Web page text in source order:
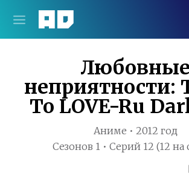
Любовные
неприятности:
To LOVE-Ru
Аниме • 2012 год
Сезонов 1 • Серий 12 (12 на